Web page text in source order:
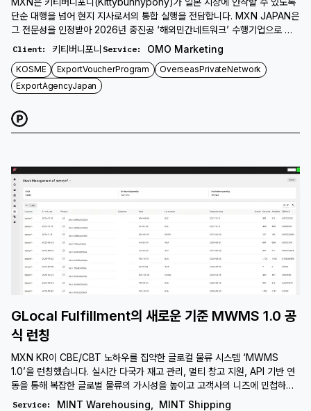
단순 대행을 넘어 현지 지사로서의 통합 실행을 전담합니다. MXN JAPAN은
그 전문성을 인정받아 2026년 중진공 ‘해외민간네트워크’ 수행기업으로 선
정되었으며, 마케팅부터 물류, CS까지 전 과정을 연결하며 키티버니포니의
장기적인 현지 성장을 견인하고 있습니다.
Client: 키티버니포니 Service: OMO Marketing
KOSME ExportVoucherProgram
OverseasPrivateNetwork
ExportAgencyJapan
GLocal Fulfillment의 새로운 기준 MWMS 1.0 공
식 런칭
MXN KR이 CBE/CBT 노하우를 집약한 글로컬 물류 시스템 ‘MWMS
1.0’을 런칭했습니다. 실시간 다국가 재고 관리, 멀티 창고 지원, API 기반 연
동을 통해 복잡한 글로벌 물류의 가시성을 높이고 고객사의 니즈에 민첩하게
Service: MINT Warehousing MINT Shipping